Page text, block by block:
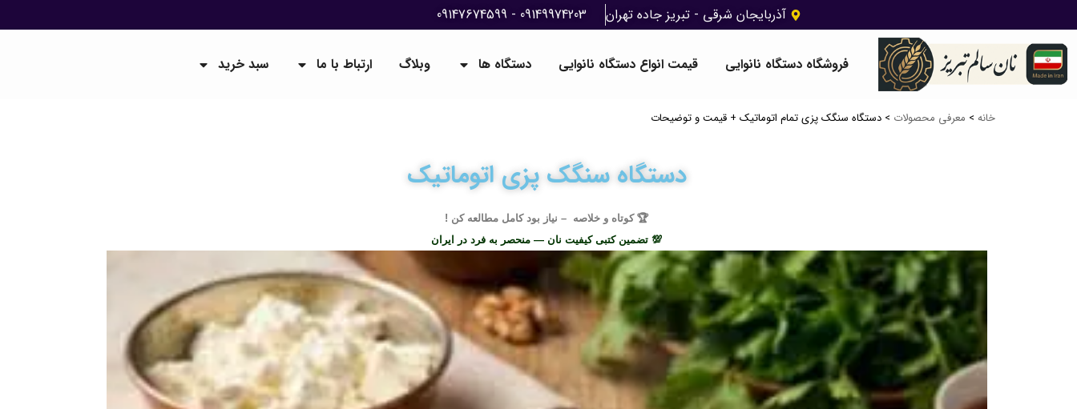
آذربایجان شرقی - تبریز جاده تهران 09149974203 - 09147674599
فروشگاه دستگاه نانوایی قیمت انواع دستگاه نانوایی دستگاه ها وبلاگ ارتباط با ما سبد خرید
خانه > معرفی محصولات > دستگاه سنگک پزی تمام اتوماتیک + قیمت و توضیحات
دستگاه سنگک پزی اتوماتیک
🏆 کوتاه و خلاصه – نیاز بود کامل مطالعه کن !
💯 تضمین کتبی کیفیت نان — منحصر به فرد در ایران